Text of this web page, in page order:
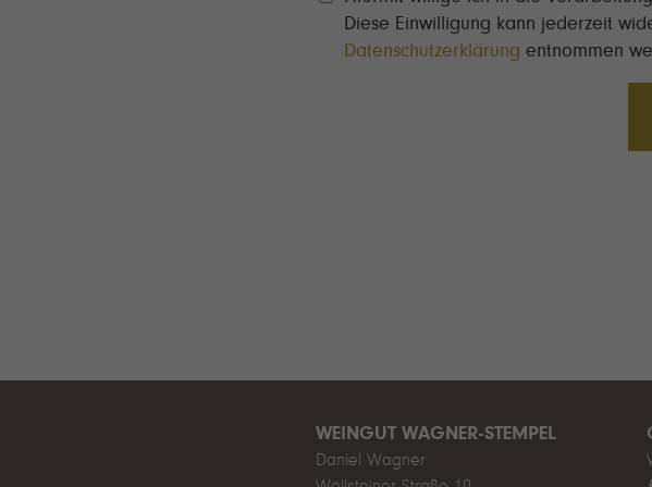
Diese Einwilligung kann jederzeit
Datenschutzerklärung entnommen
WEINGUT WAGNER-STEMPEL
Daniel Wagner